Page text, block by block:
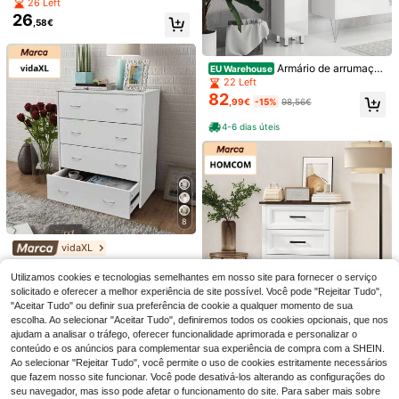
madeby BLANC
Haus Hana 1 peça de suporte de m
adeira para plantas medievais, ban
co para sapatos, banquinho, mesa p
ara vasos de 24 cm de altura, para
plantas de interior, mesa de apoio m
oderna, suporte para vasos de flore
s, mesa lateral/final redonda peque
na
27,19€
nsível
1 unidade de Despertador Eletrônic
o Inteligente com Visor LED Colorid
o, Sensor de Temperatura e Umidad
e, Controle por Voz, Design Minimal
ista, Disponível em Diversas Cores,
Ideal para Decoração de Casa e Es
critório, Sala de Estar, Quarto, Mesa
de Cabeceira e Escrivaninha (Pilha
s Não Inclusas)
7 Left
8 ,20€
ra sala de estar, cozinha ou mesa d
e cabeceira. Ideal para uso domésti
26 Left
26 ,58€
8
vidaXL
com 4 gavetas, aparador, armário,
credenza, armário lateral, armário
multiuso, gaveteiro, 60x30,5x71c
m, branco
122,54€
EU Warehouse Armário de arrumaçã
o para casa de banho, armário alto
com gaveta, 2 prateleiras abertas e
2 armários, organizador de casa de
0 x 30 x 180 cm, branco brilhante
22 Left
82 ,99€ -15% 98,56€
4-6 dias úteis
HOMCOM
EU Warehouse HOMCOM Armário co
m gavetas
91,79€ -10% 101,99€
Utilizamos cookies e tecnologias semelhantes em nosso site para fornecer o serviço
solicitado e oferecer a melhor experiência de site possível. Você pode "Rejeitar Tudo",
"Aceitar Tudo" ou definir sua preferência de cookie a qualquer momento de sua
escolha. Ao selecionar "Aceitar Tudo", definiremos todos os cookies opcionais, que nos
ajudam a analisar o tráfego, oferecer funcionalidade aprimorada e personalizar o
conteúdo e os anúncios para complementar sua experiência de compra com a SHEIN.
Ao selecionar "Rejeitar Tudo", você permite o uso de cookies estritamente necessários
que fazem nosso site funcionar. Você pode desativá-los alterando as configurações do
seu navegador, mas isso pode afetar o funcionamento do site. Para saber mais sobre